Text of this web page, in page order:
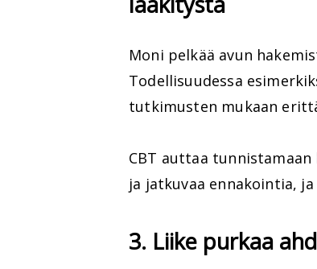
Moni pelkää avun
Todellisuudessa
tutkimusten mukaan
CBT auttaa
ja jatkuvaa ennakointia,
3. Liike purkaa